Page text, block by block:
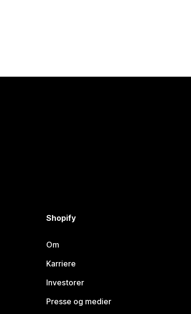
Shopify
Om
Karriere
Investorer
Presse og medier